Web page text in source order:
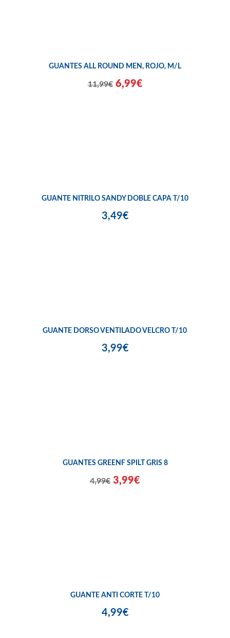
GUANTES ALL ROUND MEN, ROJO, M/L
11,99€ 6,99€
GUANTE NITRILO SANDY DOBLE CAPA T/10
3,49€
GUANTE DORSO VENTILADO VELCRO T/10
3,99€
GUANTES GREENF SPILT GRIS 8
4,99€ 3,99€
GUANTE ANTI CORTE T/10
4,99€